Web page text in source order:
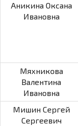
Аникина Оксана
Ивановна
Мяхникова
Валентина
Ивановна
Мишин Сергей
Сергеевич